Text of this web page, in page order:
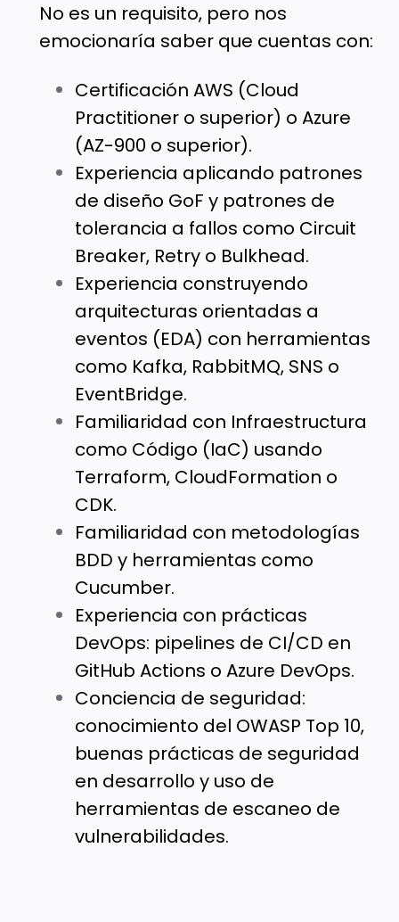
No es un requisito, pero nos
emocionaría saber que cuentas con:
Certificación AWS (Cloud
Practitioner o superior) o Azure
(AZ-900 o superior).
Experiencia aplicando patrones
de diseño GoF y patrones de
tolerancia a fallos como Circuit
Breaker, Retry o Bulkhead.
Experiencia construyendo
arquitecturas orientadas a
eventos (EDA) con herramientas
como Kafka, RabbitMQ, SNS o
EventBridge.
Familiaridad con Infraestructura
como Código (IaC) usando
Terraform, CloudFormation o
CDK.
Familiaridad con metodologías
BDD y herramientas como
Cucumber.
Experiencia con prácticas
DevOps: pipelines de CI/CD en
GitHub Actions o Azure DevOps.
Conciencia de seguridad:
conocimiento del OWASP Top 10,
buenas prácticas de seguridad
en desarrollo y uso de
herramientas de escaneo de
vulnerabilidades.